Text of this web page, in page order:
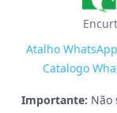
Atalho WhatsApp
Catalogo
Importante: Não